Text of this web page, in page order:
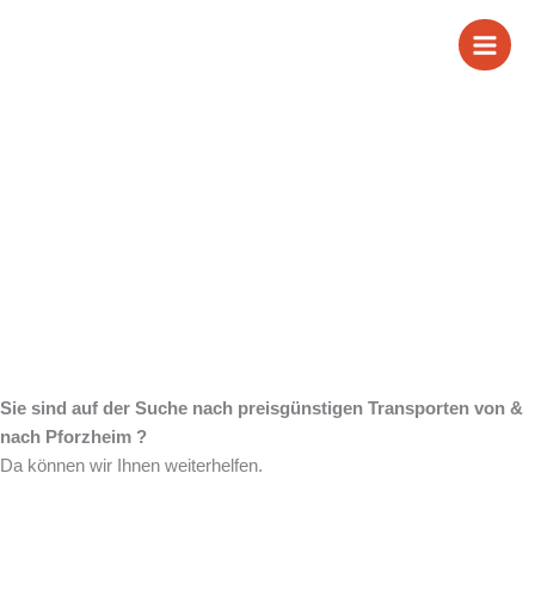
Sie sind auf der Suche nach preisgünstigen Transporten von &
nach Pforzheim ?
Da können wir Ihnen weiterhelfen.